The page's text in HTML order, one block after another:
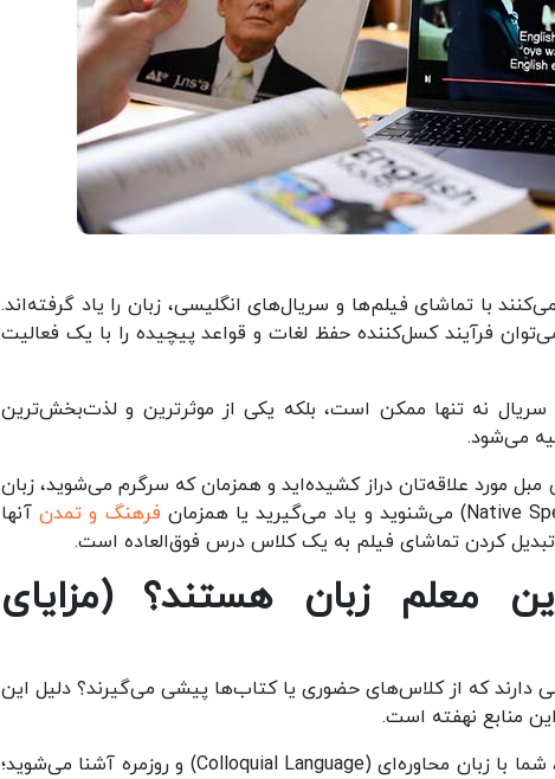
با تماشای فیلم‌ها و سریال‌های انگلیسی، زبان را یاد گرفته‌اند.
فرآیند کسل‌کننده حفظ لغات و قواعد پیچیده را با یک فعالیت
نه تنها ممکن است، بلکه یکی از موثرترین و لذت‌بخش‌ترین
می‌شود.
علاقه‌تان دراز کشیده‌اید و همزمان که سرگرم می‌شوید، زبان
فرهنگ و تمدنآنها
تبدیل کردن تماشای فیلم به یک کلاس درس فوق‌العاده است.
معلم زبان هستند؟(مزایای
که از کلاس‌های حضوری یا کتاب‌ها پیشی می‌گیرند؟ دلیل این
در فیلم‌ها و سریال‌ها، شما با زبان محاوره‌ای (Colloquial Language) و روزمره آشنا می‌شوید؛